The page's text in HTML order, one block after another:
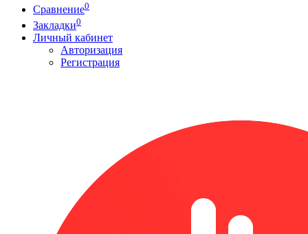
Сравнение0
Закладки0
Личный кабинет
Авторизация
Регистрация